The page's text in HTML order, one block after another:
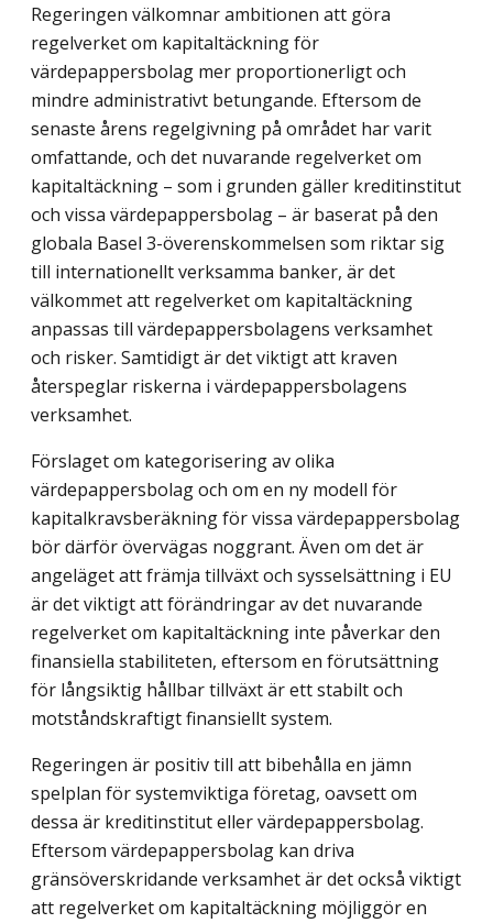
Regeringen välkomnar ambitionen att göra
regelverket om kapitaltäckning för
värdepappersbolag mer proportionerligt och
mindre administrativt betungande. Eftersom de
senaste årens regelgivning på området har varit
omfattande, och det nuvarande regelverket om
kapitaltäckning – som i grunden gäller kreditinstitut
och vissa värdepappersbolag – är baserat på den
globala Basel 3-överenskommelsen som riktar sig
till internationellt verksamma banker, är det
välkommet att regelverket om kapitaltäckning
anpassas till värdepappersbolagens verksamhet
och risker. Samtidigt är det viktigt att kraven
återspeglar riskerna i värdepappersbolagens
verksamhet.
Förslaget om kategorisering av olika
värdepappersbolag och om en ny modell för
kapitalkravsberäkning för vissa värdepappersbolag
bör därför övervägas noggrant. Även om det är
angeläget att främja tillväxt och sysselsättning i EU
är det viktigt att förändringar av det nuvarande
regelverket om kapitaltäckning inte påverkar den
finansiella stabiliteten, eftersom en förutsättning
för långsiktig hållbar tillväxt är ett stabilt och
motståndskraftigt finansiellt system.
Regeringen är positiv till att bibehålla en jämn
spelplan för systemviktiga företag, oavsett om
dessa är kreditinstitut eller värdepappersbolag.
Eftersom värdepappersbolag kan driva
gränsöverskridande verksamhet är det också viktigt
att regelverket om kapitaltäckning möjliggör en